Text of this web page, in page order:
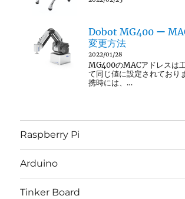
Dobot MG400 ー
変更方法
2022/01/28
MG400のMACアドレスは
て同じ値に設定されており
携時には、…
Raspberry Pi
Arduino
Tinker Board